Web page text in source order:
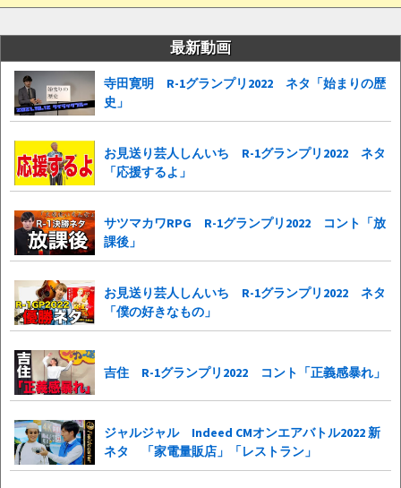
最新動画
寺田寛明 R-1グランプリ2022 ネタ「始まりの歴
史」
お見送り芸人しんいち R-1グランプリ2022 ネタ
「応援するよ」
サツマカワRPG R-1グランプリ2022 コント「放
課後」
お見送り芸人しんいち R-1グランプリ2022 ネタ
「僕の好きなもの」
吉住 R-1グランプリ2022 コント「正義感暴れ」
ジャルジャル Indeed CMオンエアバトル2022 新
ネタ 「家電量販店」「レストラン」